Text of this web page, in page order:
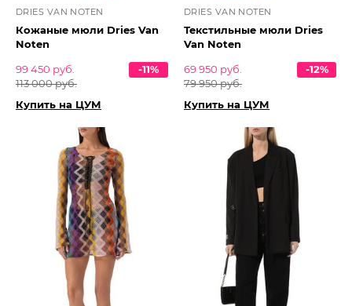
DRIES VAN NOTEN
Кожаные мюли Dries Van
Noten
99 450 руб.
113 000 руб.
-11%
Купить на ЦУМ
DRIES VAN NOTEN
Текстильные мюли Dries
Van Noten
69 950 руб.
79 950 руб.
-12%
Купить на ЦУМ